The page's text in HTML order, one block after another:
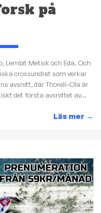
på
Lembit Metsik och Eda. Och
crossundret som verkar
avsnitt, där Thorell–Ola är
det första avsnittet av...
Läs mer →